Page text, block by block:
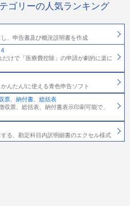
ゴリーの人気ランキング
、申告書及び概況説明書を作成
4
けで「医療費控除」の申請が劇的に楽に
んたん!に使える青色申告ソフト
票、納付書、総括表
票、総括表、納付書表示印刷可能で、
る、勘定科目内訳明細書のエクセル様式